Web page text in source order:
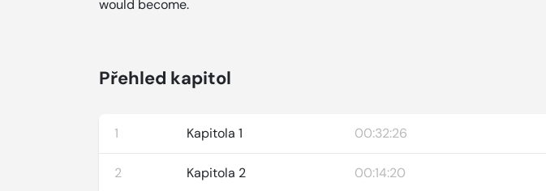
would become.
Přehled kapitol
1 Kapitola 1 00:32:26
2 Kapitola 2 00:14:20